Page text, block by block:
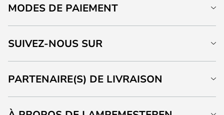
MODES DE PAIEMENT
SUIVEZ-NOUS SUR
PARTENAIRE(S) DE LIVRAISON